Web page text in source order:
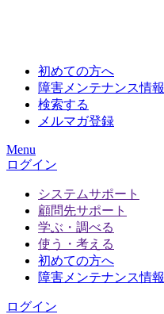
初めての方へ
障害メンテナンス情報
検索する
メルマガ登録
Menu
ログイン
システムサポート
顧問先サポート
学ぶ・調べる
使う・考える
初めての方へ
障害メンテナンス情報
ログイン